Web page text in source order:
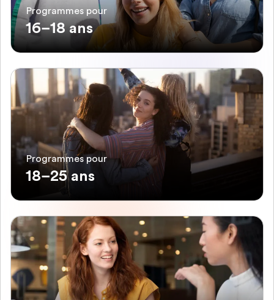
Programmes pour
16–18 ans
Programmes pour
18–25 ans